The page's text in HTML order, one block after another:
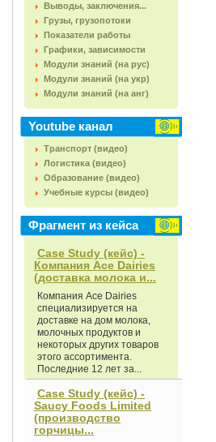
Выводы, заключения...
Грузы, грузопотоки
Показатели работы
Графики, зависимости
Модули знаний (на рус)
Модули знаний (на укр)
Модули знаний (на анг)
Youtube канал
Транспорт (видео)
Логистика (видео)
Образование (видео)
Учебные курсы (видео)
Фрагмент из кейса
Case Study (кейс) -
Компания Асе Dairies
(доставка молока и...
Компания Асе Dairies
специализируется на
доставке на дом молока,
молочных продуктов и
некоторых других товаров
этого ассортимента.
Последние 12 лет за...
Case Study (кейс) -
Saucy Foods Limited
(производство
горчицы...